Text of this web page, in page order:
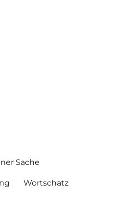
Sache
Wortschatz